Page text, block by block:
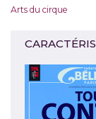
Arts du cirque